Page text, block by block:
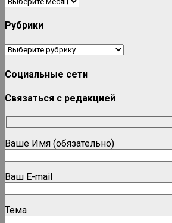
Рубрики
Рубрики
Социальные сети
Связаться с редакцией
Ваше Имя (обязательно)
Ваш E-mail
Тема